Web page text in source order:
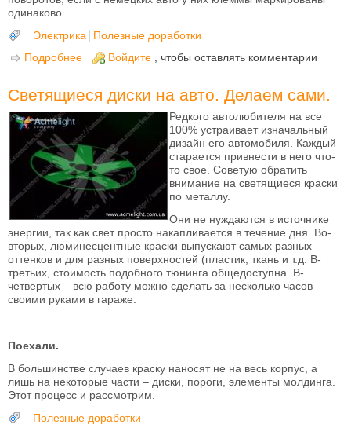
одинаково
Электрика
Полезные доработки
Подробнее о Установка сигнализатора включеных габаритов
Войдите , чтобы оставлять комментарии
Светящиеся диски на авто. Делаем сами.
Редкого автолюбителя на все
100% устраивает изначальный
дизайн его автомобиля. Каждый
старается привнести в него что-
то свое. Советую обратить
внимание на светящиеся краски
по металлу.
Они не нуждаются в источнике
энергии, так как свет просто накапливается в течение дня. Во-
вторых, люминесцентные краски выпускают самых разных
оттенков и для разных поверхностей (пластик, ткань и т.д. В-
третьих, стоимость подобного тюнинга общедоступна. В-
четвертых – всю работу можно сделать за несколько часов
своими руками в гараже.
Поехали.
В большинстве случаев краску наносят не на весь корпус, а
лишь на некоторые части – диски, пороги, элементы молдинга.
Этот процесс и рассмотрим.
Полезные доработки